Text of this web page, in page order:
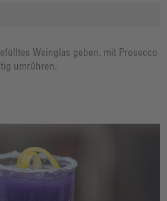
Weinglas geben, mit Prosecco
umrühren.